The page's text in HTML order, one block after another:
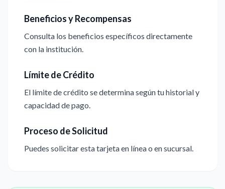
Beneficios y Recompensas
Consulta los beneficios específicos directamente
con la institución.
Límite de Crédito
El límite de crédito se determina según tu historial y
capacidad de pago.
Proceso de Solicitud
Puedes solicitar esta tarjeta en línea o en sucursal.